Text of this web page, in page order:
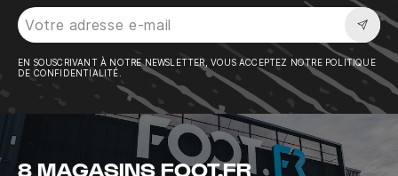
EN SOUSCRIVANT À NOTRE NEWSLETTER, VOUS ACCEPTEZ NOTRE POLITIQUE
DE CONFIDENTIALITÉ.
8 MAGASINS FOOT.FR